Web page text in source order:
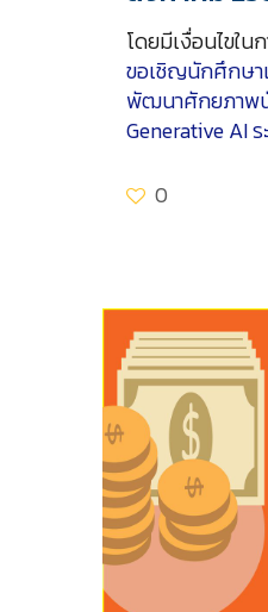
โดยมีเงื่อนไขใน
ขอเชิญนักศึกษา
พัฒนาศักยภาพ
Generative AI
0